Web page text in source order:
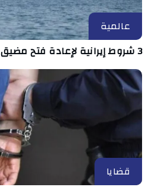
عالمية
3 شروط إيرانية لإعادة فتح مضيق هرمز
قضايا